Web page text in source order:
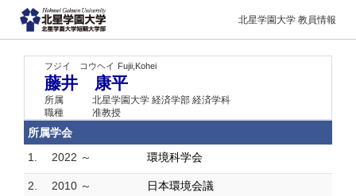
北星学園大学 教員情報
フジイ コウヘイ Fujii,Kohei
藤井 康平
所属
北星学園大学 経済学部 経済学科
職種
准教授
所属学会
1.
2022 ～ 環境科学会
2. 2010 ～ 日本環境会議